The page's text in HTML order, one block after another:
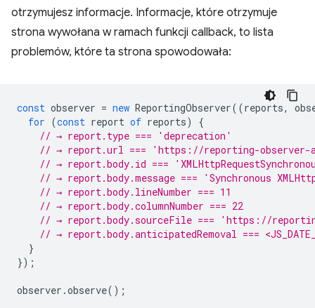
otrzymujesz informacje. Informacje, które otrzymuje
strona wywołana w ramach funkcji callback, to lista
problemów, które ta strona spowodowała:
const observer = new ReportingObserver((reports,
for (const report of reports)
{
// → report.type === 'deprecation'
// → report.url === 'https://reporting-observer-
// → report.body.id ===
// → report.body.message === 'Synchronous
// → report.body.lineNumber === 11
// → report.body.columnNumber === 22
// → report.body.sourceFile === 'https://
// → report.body.anticipatedRemoval ===
}
});
observer .observe();